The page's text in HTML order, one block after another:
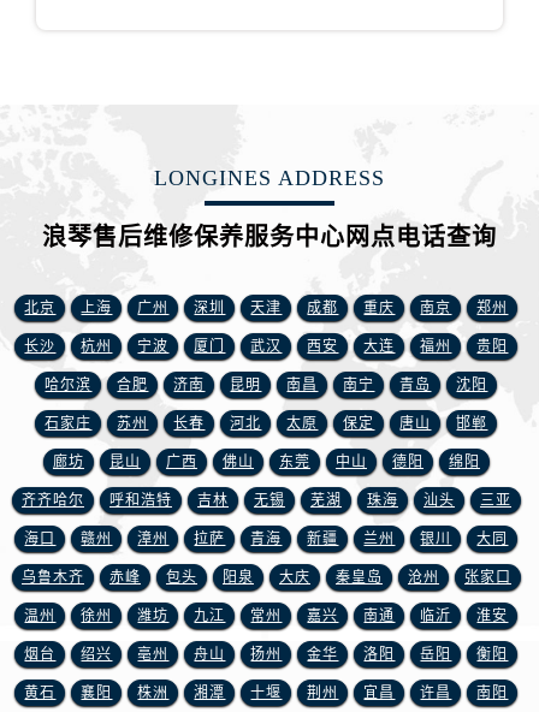
江西省南昌市红谷滩新区红谷中大道998号绿地双子塔（中央广场）A1座办公楼14层1407室浪琴售后服务中心（需提前预约）
山东省德州市德城区东风中路浪琴售后服务中心（需提前预约）
山东省济南市历下区经十路11111号华润中心写字楼（万象城）15层1508室浪琴售后服务中心（需提前预约）
山东省济宁市任城区太白楼路浪琴售后服务中心（需提前预约）
山东省莱芜市文化南路8号银座商城名表维修一楼名表维修浪琴售后服务中心（需提前预约）
山东省临沂市兰山区解放路浪琴售后服务中心（需提前预约）
山东省日照市东港区烟台路浪琴售后服务中心（需提前预约）
山东省泰安市泰山区财源街道泰山大街浪琴售后服务中心（需提前预约）
山东省威海市环翠区新威海路89号振华商厦一楼名表维修浪琴售后服务中心（需提前预约）
山东省潍坊市奎文区东风东街浪琴售后服务中心（需提前预约）
山东省枣庄市滕州市北辛路与善国路交叉口浪琴售后服务中心（需提前预约）
山东省淄博市张店区金晶大道浪琴售后服务中心（需提前预约）
上海市黄浦区南京东路299号宏伊国际广场写字楼8层806室浪琴售后服务中心（需提前预约）
上海市徐汇区虹桥路3号港汇中心2座37层3705室浪琴售后服务中心（需提前预约）
浙江省杭州市上城区钱江路1366号华润大厦A座5层503-5室浪琴售后服务中心（需提前预约）
LONGINES ADDRESS
浪琴售后维修保养服务中心网点电话查询
北京 上海 广州 深圳 天津 成都 重庆 南京 郑州
长沙 杭州 宁波 厦门 武汉 西安 大连 福州 贵阳
哈尔滨 合肥 济南 昆明 南昌 南宁 青岛 沈阳
石家庄 苏州 长春 河北 太原 保定 唐山 邯郸
廊坊 昆山 广西 佛山 东莞 中山 德阳 绵阳
齐齐哈尔 呼和浩特 吉林 无锡 芜湖 珠海 汕头 三亚
海口 赣州 漳州 拉萨 青海 新疆 兰州 银川 大同
乌鲁木齐 赤峰 包头 阳泉 大庆 秦皇岛 沧州 张家口
温州 徐州 潍坊 九江 常州 嘉兴 南通 临沂 淮安
烟台 绍兴 亳州 舟山 扬州 金华 洛阳 岳阳 衡阳
黄石 襄阳 株洲 湘潭 十堰 荆州 宜昌 许昌 南阳